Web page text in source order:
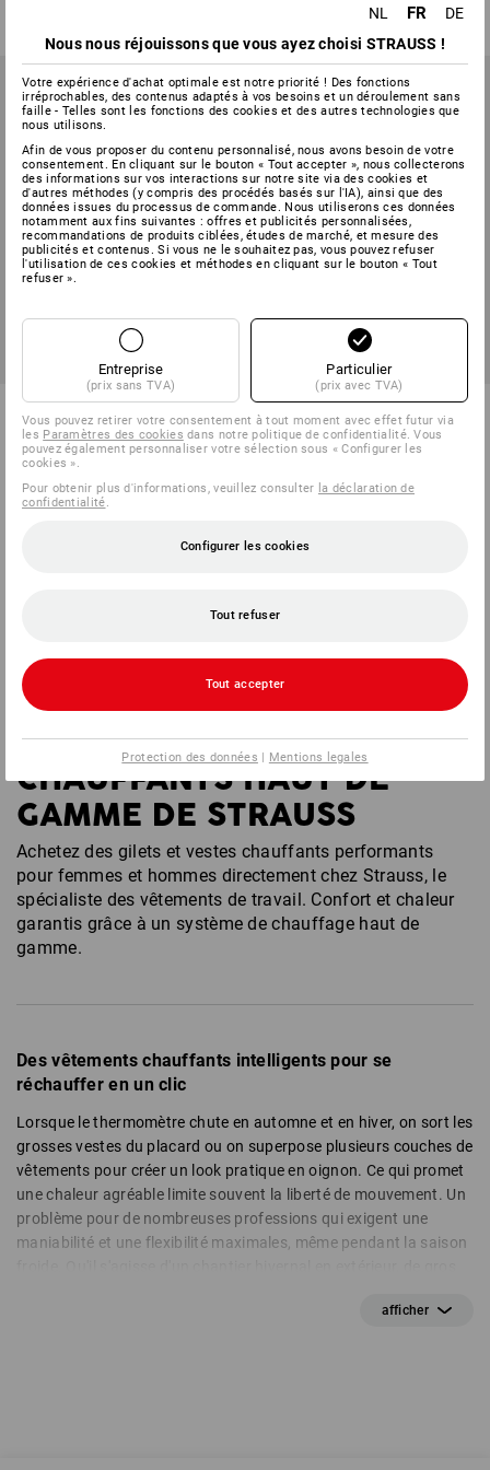
(TTC) à p. de 10 Pièces
Veste chauffante 3 en 1
e.s.concrete
1 couleur
à p. de € 181,38
(TTC) à p. de 3 Pièces
Powerbank PD 10 000 mAh
(TTC) à p. de 3 Pièces
VESTES ET GILETS
CHAUFFANTS HAUT DE
GAMME DE STRAUSS
Achetez des gilets et vestes chauffants performants
pour femmes et hommes directement chez Strauss, le
spécialiste des vêtements de travail. Confort et chaleur
garantis grâce à un système de chauffage haut de
gamme.
Des vêtements chauffants intelligents pour se
réchauffer en un clic
Lorsque le thermomètre chute en automne et en hiver, on sort les
grosses vestes du placard ou on superpose plusieurs couches de
vêtements pour créer un look pratique en oignon. Ce qui promet
une chaleur agréable limite souvent la liberté de mouvement. Un
problème pour de nombreuses professions qui exigent une
maniabilité et une flexibilité maximales, même pendant la saison
froid excessif associé à des vêtements inadaptés entraîne
NL FR
DE
Nous nous réjouissons que vous ayez choisi STRAUSS !
Votre expérience d'achat optimale est notre priorité ! Des fonctions
irréprochables, des contenus adaptés à vos besoins et un déroulement sans
faille - Telles sont les fonctions des cookies et des autres technologies que
nous utilisons.
Afin de vous proposer du contenu personnalisé, nous avons besoin de votre
consentement. En cliquant sur le bouton « Tout accepter », nous collecterons
des informations sur vos interactions sur notre site via des cookies et
d'autres méthodes (y compris des procédés basés sur l'IA), ainsi que des
données issues du processus de commande. Nous utiliserons ces données
notamment aux fins suivantes : offres et publicités personnalisées,
recommandations de produits ciblées, études de marché, et mesure des
publicités et contenus. Si vous ne le souhaitez pas, vous pouvez refuser
l'utilisation de ces cookies et méthodes en cliquant sur le bouton « Tout
refuser ».
Entreprise
(prix sans TVA)
Particulier
(prix avec TVA)
Vous pouvez retirer votre consentement à tout moment avec effet futur via
les Paramètres des cookies dans notre politique de confidentialité. Vous
pouvez également personnaliser votre sélection sous « Configurer les
cookies ».
Pour obtenir plus d'informations, veuillez consulter la déclaration de
confidentialité.
Configurer les cookies
Tout refuser
Tout accepter
Protection des données | Mentions legales